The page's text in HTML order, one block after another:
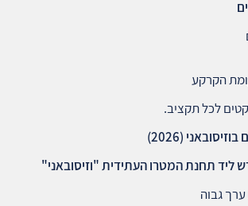
הקרקע
לכל תקציב.
בוזיסובאני (2026)
ליד תחנת המטרו העתידית"וזיסובאני"
ערך גבוה